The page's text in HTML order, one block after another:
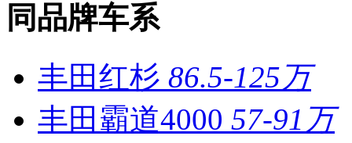
同品牌车系
丰田红杉 86.5-125万
丰田霸道4000 57-91万